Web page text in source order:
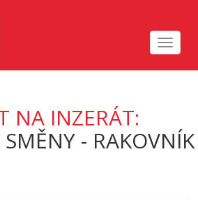
Toggle
NA INZERÁT:
- RAKOVNÍK